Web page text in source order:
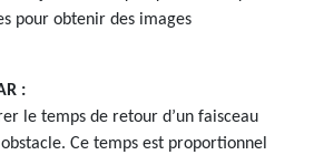
pour obtenir des images
:
le temps de retour d’un faisceau
Ce temps est proportionnel